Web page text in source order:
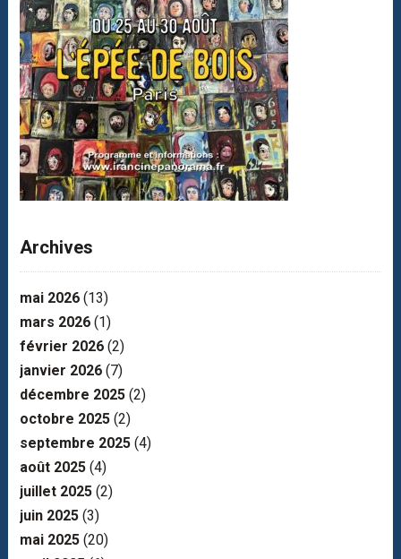
Archives
mai 2026(13)
mars 2026(1)
février 2026(2)
janvier 2026(7)
décembre 2025(2)
octobre 2025(2)
septembre 2025(4)
août 2025(4)
juillet 2025(2)
juin 2025(3)
mai 2025(20)